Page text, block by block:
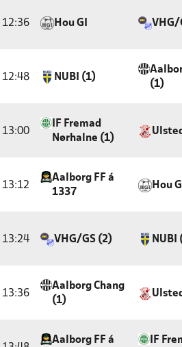
12:36 Hou GI VHG/
12:48 NUBI (1)
(1)
13:00
IF Fremad
Nørhalne (1)
13:12
Aalborg FF á
1337
Hou GI
13:24 VHG/GS (2) NUBI
13:36
Aalborg Chang
(1)
Aalborg FF á
IF